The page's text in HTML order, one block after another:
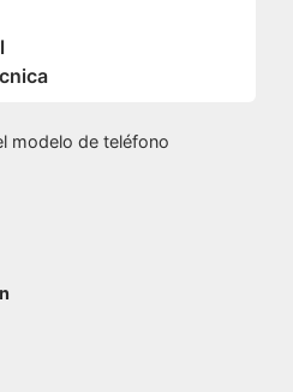
modelo de teléfono